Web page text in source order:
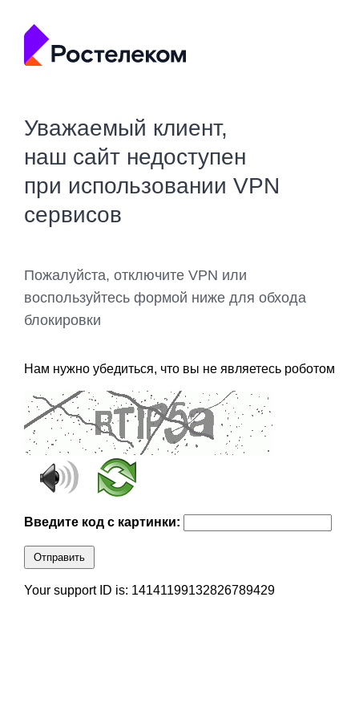
Уважаемый клиент,
наш сайт недоступен
при использовании VPN
сервисов
Пожалуйста, отключите VPN или
воспользуйтесь формой ниже для обхода
блокировки
Нам нужно убедиться, что вы не являетесь роботом
Введите код с картинки:
Отправить
Your support ID is: 14141199132826789429